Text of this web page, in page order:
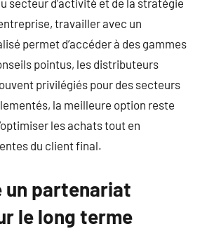
secteur d’activité et de la stratégie
travailler avec un
permet d’accéder à des gammes
pointus, les distributeurs
privilégiés pour des secteurs
la meilleure option reste
les achats tout en
du client final.
un partenariat
le long terme